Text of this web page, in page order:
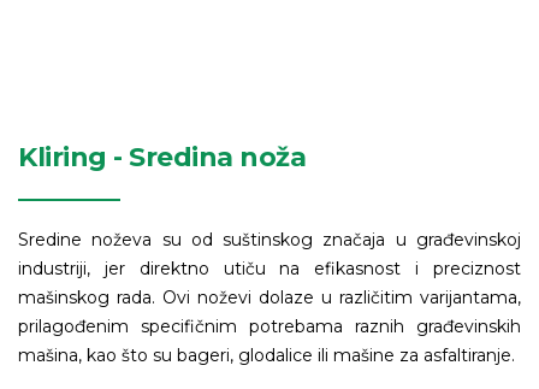
Kliring - Sredina noža
Sredine noževa su od suštinskog značaja u građevinskoj
industriji, jer direktno utiču na efikasnost i preciznost
mašinskog rada. Ovi noževi dolaze u različitim varijantama,
prilagođenim specifičnim potrebama raznih građevinskih
mašina, kao što su bageri, glodalice ili mašine za asfaltiranje.